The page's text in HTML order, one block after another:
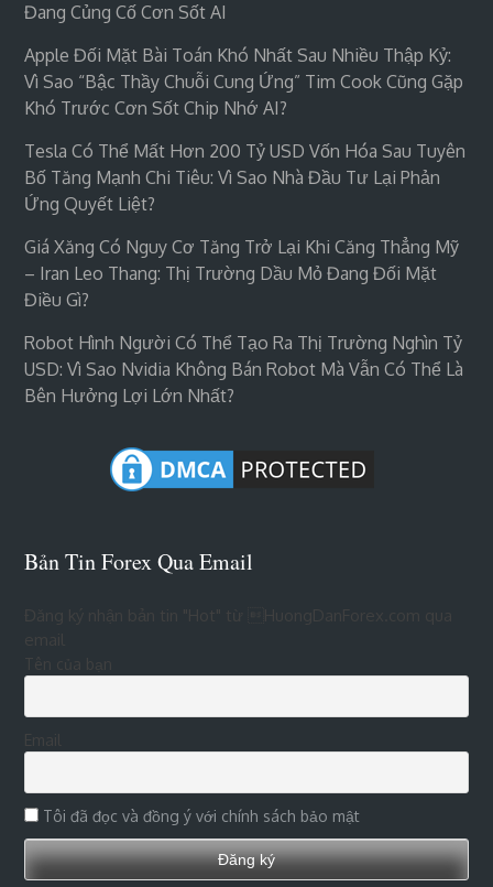
Đang Củng Cố Cơn Sốt AI
Apple Đối Mặt Bài Toán Khó Nhất Sau Nhiều Thập Kỷ:
Vì Sao “bậc Thầy Chuỗi Cung Ứng” Tim Cook Cũng Gặp
Khó Trước Cơn Sốt Chip Nhớ AI?
Tesla Có Thể Mất Hơn 200 Tỷ USD Vốn Hóa Sau Tuyên
Bố Tăng Mạnh Chi Tiêu: Vì Sao Nhà Đầu Tư Lại Phản
Ứng Quyết Liệt?
Giá Xăng Có Nguy Cơ Tăng Trở Lại Khi Căng Thẳng Mỹ
– Iran Leo Thang: Thị Trường Dầu Mỏ Đang Đối Mặt
Điều Gì?
Robot Hình Người Có Thể Tạo Ra Thị Trường Nghìn Tỷ
USD: Vì Sao Nvidia Không Bán Robot Mà Vẫn Có Thể Là
Bên Hưởng Lợi Lớn Nhất?
Bản Tin Forex Qua Email
Đăng ký nhận bản tin "Hot" từ HuongDanForex.com qua
Tên của bạn
Tôi đã đọc và đồng ý với chính sách bảo mật